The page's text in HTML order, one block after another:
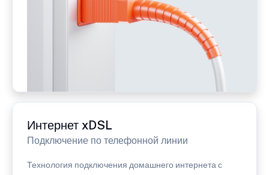
Интернет xDSL
Подключение по телефонной линии
Технология подключения домашнего интернета с